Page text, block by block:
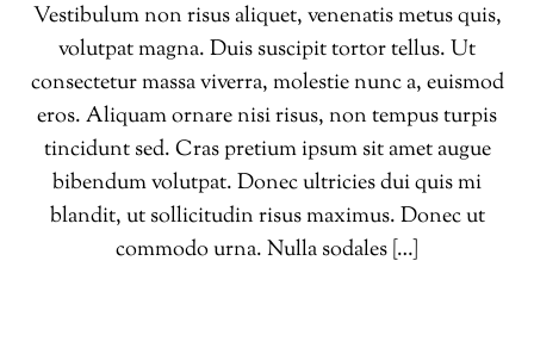
Vestibulum non risus aliquet, venenatis metus quis,
volutpat magna. Duis suscipit tortor tellus. Ut
consectetur massa viverra, molestie nunc a, euismod
eros. Aliquam ornare nisi risus, non tempus turpis
tincidunt sed. Cras pretium ipsum sit amet augue
bibendum volutpat. Donec ultricies dui quis mi
blandit, ut sollicitudin risus maximus. Donec ut
commodo urna. Nulla sodales […]